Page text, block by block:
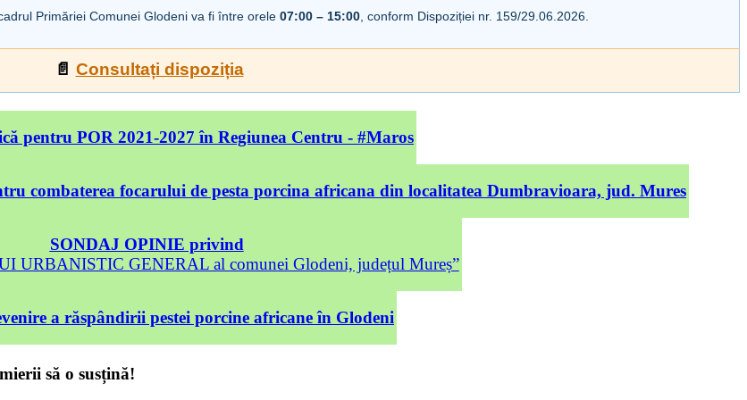
Primăriei Comunei Glodeni va fi între orele 07:00 – 15:00 , conform Dispoziției nr. 159/29.06.2026.
📄 Consultați dispoziția
pentru POR 2021-2027 în Regiunea Centru - #Maros
combaterea focarului de pesta porcina africana din localitatea Dumbravioara, jud. Mures
SONDAJ OPINIE privind
URBANISTIC GENERAL al comunei Glodeni, județul Mureș”
a răspândirii pestei porcine africane în Glodeni
să o susțină!